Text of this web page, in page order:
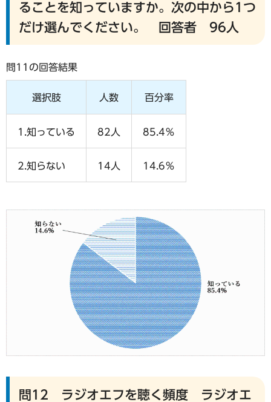
ることを知っていますか。次の中から1つ
だけ選んでください。 回答者 96人
問11の回答結果
選択肢 人数 百分率
1.知っている 82人 85.4％
2.知らない 14人 14.6％
問12 ラジオエフを聴く頻度 ラジオエ